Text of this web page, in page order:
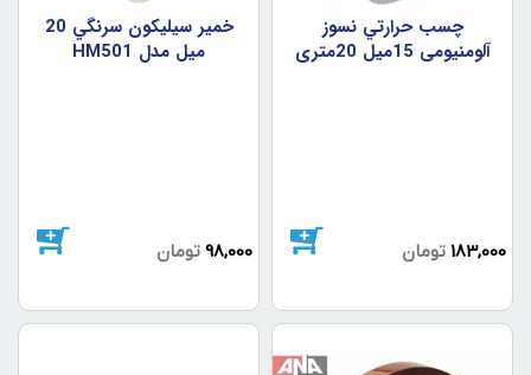
چسب حرارتي نسوز
آلومنيومي 15ميل 20متري
183,000 تومان
خمير سيليکون سرنگي 20
ميل مدل HM501
98,000 تومان